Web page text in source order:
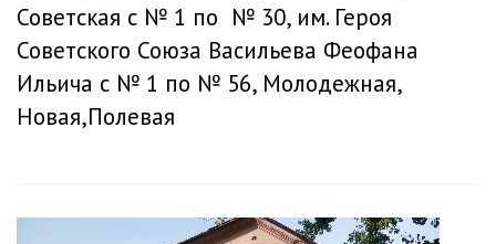
Советская с № 1 по № 30, им. Героя
Советского Союза Васильева Феофана
Ильича с № 1 по № 56, Молодежная,
Новая,Полевая